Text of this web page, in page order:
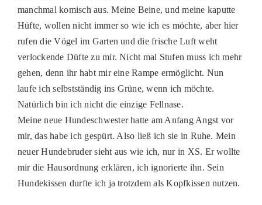
manchmal komisch aus. Meine Beine, und meine kaputte
Hüfte, wollen nicht immer so wie ich es möchte, aber hier
rufen die Vögel im Garten und die frische Luft weht
verlockende Düfte zu mir. Nicht mal Stufen muss ich mehr
gehen, denn ihr habt mir eine Rampe ermöglicht. Nun
laufe ich selbstständig ins Grüne, wenn ich möchte.
Natürlich bin ich nicht die einzige Fellnase.
Meine neue Hundeschwester hatte am Anfang Angst vor
mir, das habe ich gespürt. Also ließ ich sie in Ruhe. Mein
neuer Hundebruder sieht aus wie ich, nur in XS. Er wollte
mir die Hausordnung erklären, ich ignorierte ihn. Sein
Hundekissen durfte ich ja trotzdem als Kopfkissen nutzen.